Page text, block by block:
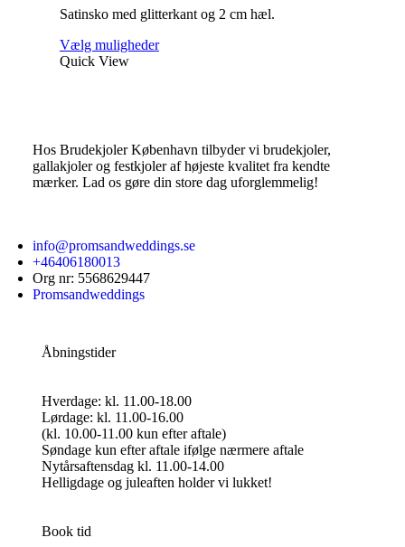
Satinsko med glitterkant og 2 cm hæl.
Vælg muligheder
Quick View
Hos Brudekjoler København tilbyder vi brudekjoler,
gallakjoler og festkjoler af højeste kvalitet fra kendte
mærker. Lad os gøre din store dag uforglemmelig!
info@promsandweddings.se
+46406180013
Org nr: 5568629447
Promsandweddings
Åbningstider
Hverdage: kl. 11.00-18.00
Lørdage: kl. 11.00-16.00
(kl. 10.00-11.00 kun efter aftale)
Søndage kun efter aftale ifølge nærmere aftale
Nytårsaftensdag kl. 11.00-14.00
Helligdage og juleaften holder vi lukket!
Book tid